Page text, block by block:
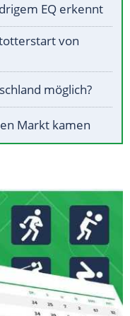
EQ erkennt
von
möglich?
Markt kamen